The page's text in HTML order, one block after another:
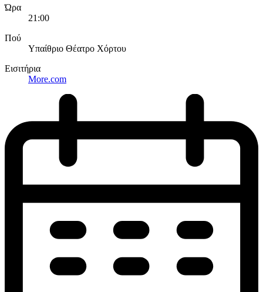
Ώρα
21:00
Πού
Υπαίθριο Θέατρο Χόρτου
Εισιτήρια
More.com